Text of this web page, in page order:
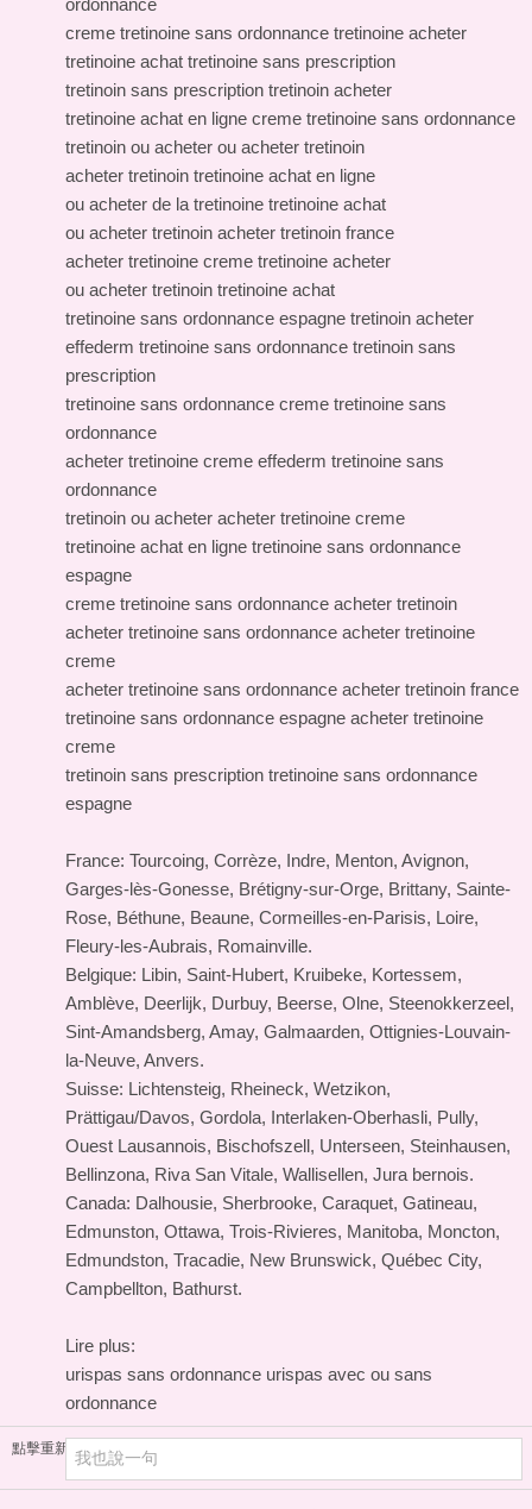
ordonnance
creme tretinoine sans ordonnance tretinoine acheter
tretinoine achat tretinoine sans prescription
tretinoin sans prescription tretinoin acheter
tretinoine achat en ligne creme tretinoine sans ordonnance
tretinoin ou acheter ou acheter tretinoin
acheter tretinoin tretinoine achat en ligne
ou acheter de la tretinoine tretinoine achat
ou acheter tretinoin acheter tretinoin france
acheter tretinoine creme tretinoine acheter
ou acheter tretinoin tretinoine achat
tretinoine sans ordonnance espagne tretinoin acheter
effederm tretinoine sans ordonnance tretinoin sans
prescription
tretinoine sans ordonnance creme tretinoine sans
ordonnance
acheter tretinoine creme effederm tretinoine sans
ordonnance
tretinoin ou acheter acheter tretinoine creme
tretinoine achat en ligne tretinoine sans ordonnance
espagne
creme tretinoine sans ordonnance acheter tretinoin
acheter tretinoine sans ordonnance acheter tretinoine
creme
acheter tretinoine sans ordonnance acheter tretinoin france
tretinoine sans ordonnance espagne acheter tretinoine
creme
tretinoin sans prescription tretinoine sans ordonnance
espagne
France: Tourcoing, Corrèze, Indre, Menton, Avignon,
Garges-lès-Gonesse, Brétigny-sur-Orge, Brittany, Sainte-
Rose, Béthune, Beaune, Cormeilles-en-Parisis, Loire,
Fleury-les-Aubrais, Romainville.
Belgique: Libin, Saint-Hubert, Kruibeke, Kortessem,
Amblève, Deerlijk, Durbuy, Beerse, Olne, Steenokkerzeel,
Sint-Amandsberg, Amay, Galmaarden, Ottignies-Louvain-
la-Neuve, Anvers.
Suisse: Lichtensteig, Rheineck, Wetzikon,
Prättigau/Davos, Gordola, Interlaken-Oberhasli, Pully,
Ouest Lausannois, Bischofszell, Unterseen, Steinhausen,
Bellinzona, Riva San Vitale, Wallisellen, Jura bernois.
Canada: Dalhousie, Sherbrooke, Caraquet, Gatineau,
Edmunston, Ottawa, Trois-Rivieres, Manitoba, Moncton,
Edmundston, Tracadie, New Brunswick, Québec City,
Campbellton, Bathurst.
Lire plus:
urispas sans ordonnance urispas avec ou sans
ordonnance
點擊重新加載